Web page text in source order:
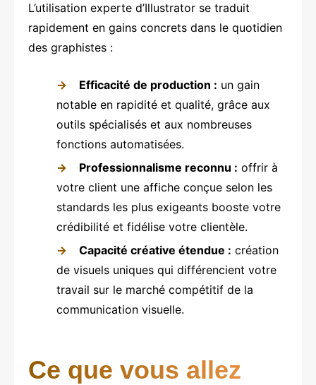
L’utilisation experte d’Illustrator se traduit
rapidement en gains concrets dans le quotidien
des graphistes :
Efficacité de production : un gain
notable en rapidité et qualité, grâce aux
outils spécialisés et aux nombreuses
fonctions automatisées.
Professionnalisme reconnu : offrir à
votre client une affiche conçue selon les
standards les plus exigeants booste votre
crédibilité et fidélise votre clientèle.
Capacité créative étendue : création
de visuels uniques qui différencient votre
travail sur le marché compétitif de la
communication visuelle.
Ce que vous allez